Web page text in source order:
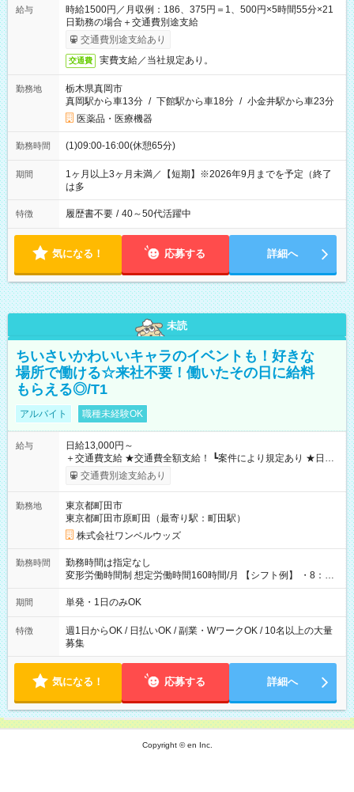
給与
時給1500円／月収例：186、375円＝1、500円×5時間55分×21
日勤務の場合＋交通費別途支給
交通費別途支給あり
交通費 実費支給／当社規定あり。
勤務地
栃木県真岡市
真岡駅から車13分 / 下館駅から車18分 / 小金井駅から車23分
医薬品・医療機器
勤務時間 (1)09:00-16:00(休憩65分)
期間
1ヶ月以上3ヶ月未満／【短期】※2026年9月までを予定（終了
は多
特徴 履歴書不要 / 40～50代活躍中
気になる！ 応募する 詳細へ
未読
ちいさいかわいいキャラのイベントも！好きな
場所で働ける☆来社不要！働いたその日に給料
もらえる◎/T1
アルバイト 職種未経験OK
給与
日給13,000円～
＋交通費支給 ★交通費全額支給！ ┗案件により規定あり ★日払
いOK！（規定あり） ┗働いたその日に現金GET♪ お仕事後はコ
ンビニATMから 日払い分を引き落とせます！ 【試用期間】試
交通費別途支給あり
勤務地
東京都町田市
東京都町田市原町田（最寄り駅：町田駅）
株式会社ワンベルウッズ
勤務時間
勤務時間は指定なし
変形労働時間制 想定労働時間160時間/月 【シフト例】 ・8：00
～21：00
期間 単発・1日のみOK
特徴
週1日からOK / 日払いOK / 副業・WワークOK / 10名以上の大量
募集
気になる！ 応募する 詳細へ
Copyright © en Inc.